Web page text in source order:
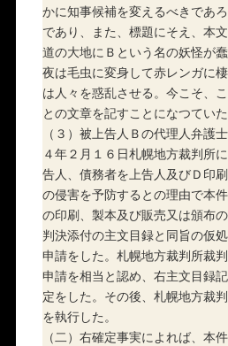
かに知事候補を変えるべきであ
であり、また、標題にそえ、本
道の大地にＢという名の妖怪が
夜は毛虫に変身して赤レンガに
は人々を惑乱させる。今こそ、
との文章を記すことになつていた
（３）被上告人Ｂの代理人弁護
４年２月１６日札幌地方裁判所
告人、債務者を上告人及びＤ印
の侵害を予防するとの理由で本
の印刷、製本及び販売又は頒布
判決添付の主文目録と同旨の仮
申請をした。札幌地方裁判所裁
申請を相当と認め、右主文目録
定をした。その後、札幌地方裁
を執行した。
（二）右確定事実によれば、本